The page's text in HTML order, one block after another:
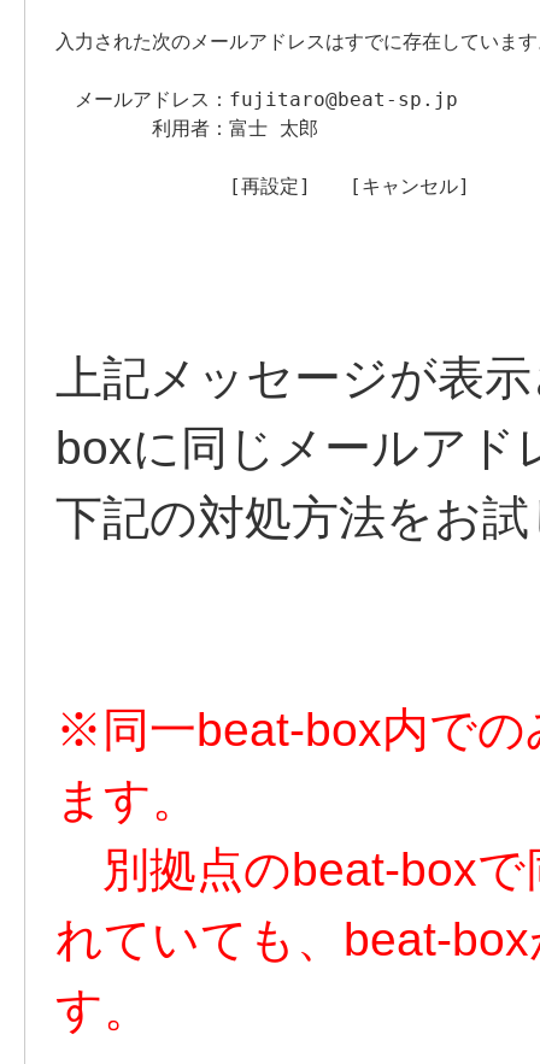
入力された次のメールアドレスはすでに存在していま
メールアドレス：fujitaro@beat-sp .jp
利用者：富士 太郎
[再設定]　　[キャンセル]
上記メッセージが表
boxに同じメールアド
下記の対処方法をお
※同一beat-box内で
ます。
別拠点のbeat-boxで
れていても、beat-
す。